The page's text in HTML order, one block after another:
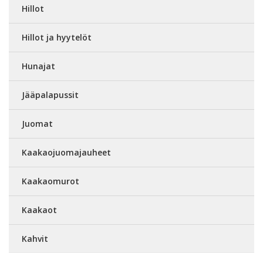
Hillot
Hillot ja hyytelöt
Hunajat
Jääpalapussit
Juomat
Kaakaojuomajauheet
Kaakaomurot
Kaakaot
Kahvit